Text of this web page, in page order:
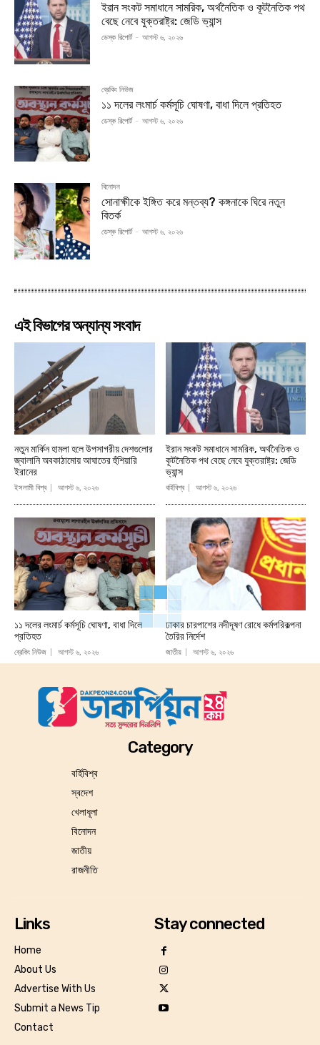
ইরান সংকট সমাধানে সামরিক, অর্থনৈতিক ও কূটনৈতিক পথ
বেছে নেবে যুক্তরাষ্ট্র: জেডি ভ্যান্স
ডেস্ক রিপোর্ট - আগস্ট ৬, ২০২৬
ব্রেকিং নিউজ
১১ দলের লংমার্চ কর্মসূচি ঘোষণা, বাধা দিলে প্রতিহত
ডেস্ক রিপোর্ট - আগস্ট ৬, ২০২৬
বিনোদন
সোনাক্ষীকে ইঙ্গিত করে মন্তব্য? কঙ্গনাকে ঘিরে নতুন
বিতর্ক
ডেস্ক রিপোর্ট - আগস্ট ৬, ২০২৬
এই বিভাগের অন্যান্য সংবাদ
নতুন মার্কিন হামলা হলে উপসাগরীয় দেশগুলোর
জ্বালানি অবকাঠামোয় আঘাতের হুঁশিয়ারি
ইরানের
ইসলামী বিশ্ব আগস্ট ৬, ২০২৬
ইরান সংকট সমাধানে সামরিক, অর্থনৈতিক ও
কূটনৈতিক পথ বেছে নেবে যুক্তরাষ্ট্র: জেডি
ভ্যান্স
বর্হিবিশ্ব আগস্ট ৬, ২০২৬
১১ দলের লংমার্চ কর্মসূচি ঘোষণা, বাধা দিলে
প্রতিহত
ব্রেকিং নিউজ আগস্ট ৬, ২০২৬
ঢাকার চারপাশের নদীদূষণ রোধে কর্মপরিকল্পনা
তৈরির নির্দেশ
জাতীয় আগস্ট ৬, ২০২৬
Category
বর্হিবিশ্ব
স্বদেশ
খেলাধূলা
বিনোদন
জাতীয়
রাজনীতি
Links
Home
About Us
Advertise With Us
Submit a News Tip
Contact
Stay connected